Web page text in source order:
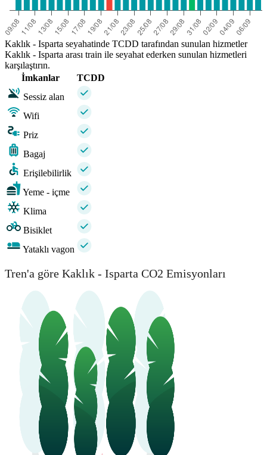
Kaklık - Isparta seyahatinde TCDD tarafından sunulan hizmetler
Kaklık - Isparta arası train ile seyahat ederken sunulan hizmetleri
karşılaştırın.
İmkanlar
TCDD
Sessiz alan
Wifi
Priz
Bagaj
Erişilebilirlik
Yeme - içme
Klima
Bisiklet
Yataklı vagon
Tren'a göre Kaklık - Isparta CO2 Emisyonları